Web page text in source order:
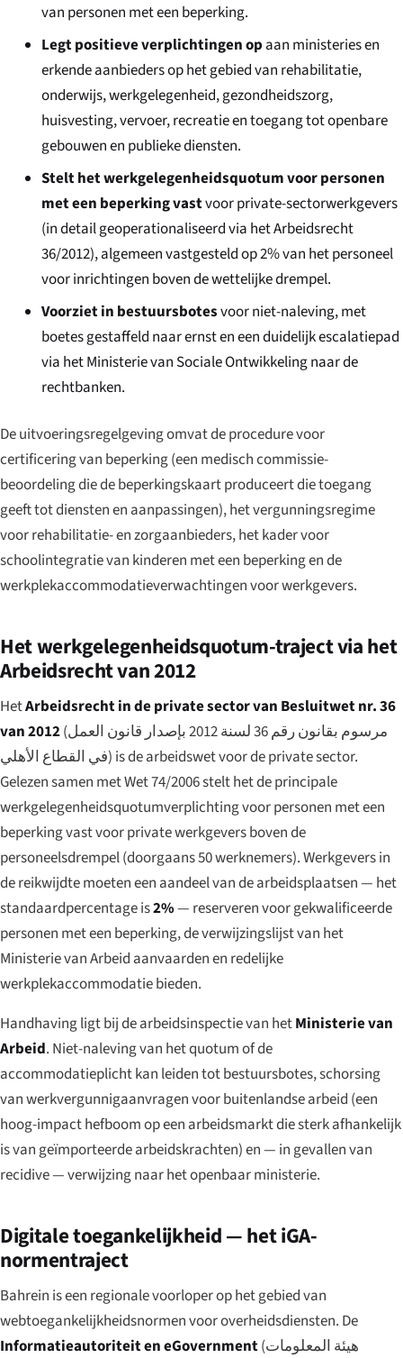
van personen met een beperking.
Legt positieve verplichtingen op aan ministeries en
erkende aanbieders op het gebied van rehabilitatie,
onderwijs, werkgelegenheid, gezondheidszorg,
huisvesting, vervoer, recreatie en toegang tot openbare
gebouwen en publieke diensten.
Stelt het werkgelegenheidsquotum voor personen
met een beperking vastvoor private-sectorwerkgevers
(in detail geoperationaliseerd via het Arbeidsrecht
36/2012), algemeen vastgesteld op 2% van het personeel
voor inrichtingen boven de wettelijke drempel.
Voorziet in bestuursbotesvoor niet-naleving, met
boetes gestaffeld naar ernst en een duidelijk escalatiepad
via het Ministerie van Sociale Ontwikkeling naar de
rechtbanken.
De uitvoeringsregelgeving omvat de procedure voor
certificering van beperking (een medisch commissie-
beoordeling die de beperkingskaart produceert die toegang
geeft tot diensten en aanpassingen), het vergunningsregime
voor rehabilitatie- en zorgaanbieders, het kader voor
schoolintegratie van kinderen met een beperking en de
werkplekaccommodatieverwachtingen voor werkgevers.
Het werkgelegenheidsquotum-traject via het
Arbeidsrecht van 2012
HetArbeidsrecht in de private sector van Besluitwet nr. 36
van 2012(مرسوم بقانون رقم 36 لسنة 2012 بإصدار قانون العمل
في القطاع الأهلي) is de arbeidswet voor de private sector.
Gelezen samen met Wet 74/2006 stelt het de principale
werkgelegenheidsquotumverplichting voor personen met een
beperking vast voor private werkgevers boven de
personeelsdrempel (doorgaans 50 werknemers). Werkgevers in
de reikwijdte moeten een aandeel van de arbeidsplaatsen — het
standaardpercentage is2%— reserveren voor gekwalificeerde
personen met een beperking, de verwijzingslijst van het
Ministerie van Arbeid aanvaarden en redelijke
werkplekaccommodatie bieden.
Handhaving ligt bij de arbeidsinspectie van hetMinisterie van
Arbeid. Niet-naleving van het quotum of de
accommodatieplicht kan leiden tot bestuursbotes, schorsing
van werkvergunnigaanvragen voor buitenlandse arbeid (een
hoog-impact hefboom op een arbeidsmarkt die sterk afhankelijk
is van geïmporteerde arbeidskrachten) en — in gevallen van
recidive — verwijzing naar het openbaar ministerie.
Digitale toegankelijkheid — het iGA-
normentraject
Bahrein is een regionale voorloper op het gebied van
webtoegankelijkheidsnormen voor overheidsdiensten. De
Informatieautoriteit en eGovernment(هيئة المعلومات